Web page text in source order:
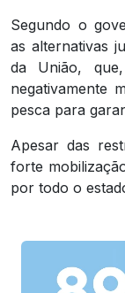
Segundo o
as alternativas
da União,
negativamente
pesca para
Apesar das
forte
por todo o